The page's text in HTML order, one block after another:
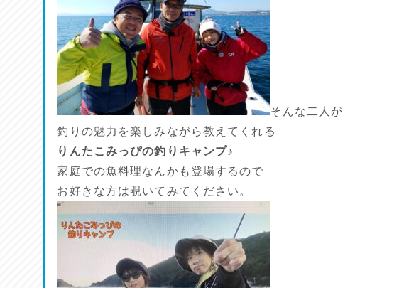
そんな二人が
釣りの魅力を楽しみながら教えてくれる
りんたこみっぴの釣りキャンプ♪
家庭での魚料理なんかも登場するので
お好きな方は覗いてみてください。